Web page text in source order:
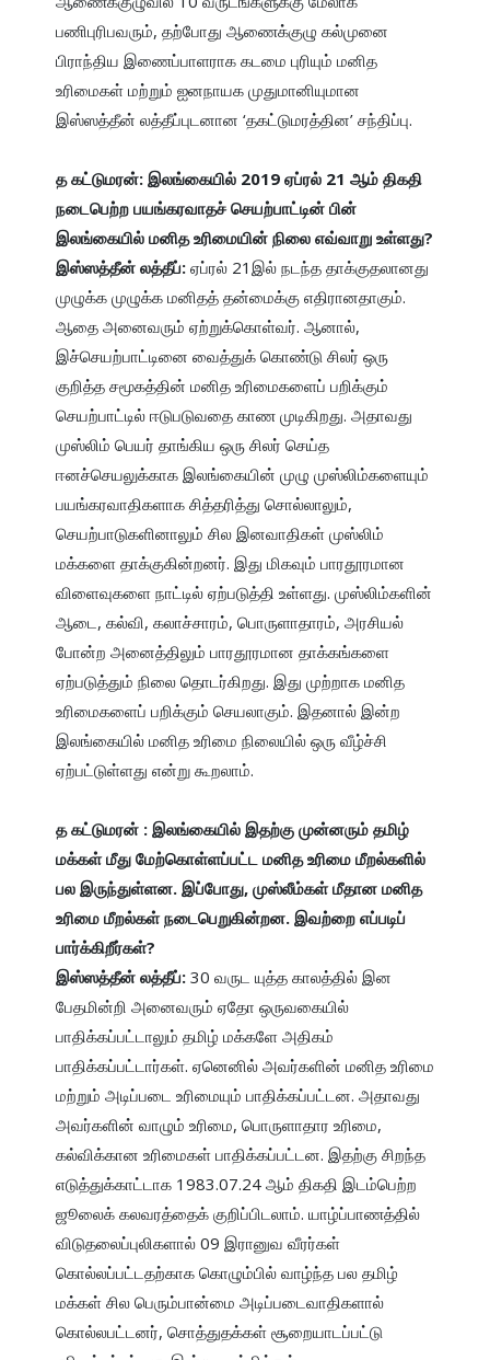
பணிபுரிபவரும், தற்போது ஆணைக்குழு கல்முனை
பிராந்திய இணைப்பாளராக கடமை புரியும் மனித
உரிமைகள் மற்றும் ஐனநாயக முதுமானியுமான
இஸ்ஸத்தீன் லத்தீப்புடனான ‘தகட்டுமரத்தின’ சந்திப்பு.
த கட்டுமரன்: இலங்கையில் 2019 ஏப்ரல் 21 ஆம் திகதி
நடைபெற்ற பயங்கரவாதச் செயற்பாட்டின் பின்
இலங்கையில் மனித உரிமையின் நிலை எவ்வாறு உள்ளது?
இஸ்ஸத்தீன் லத்தீப்: ஏப்ரல் 21இல் நடந்த தாக்குதலானது
முழுக்க முழுக்க மனிதத் தன்மைக்கு எதிரானதாகும்.
ஆதை அனைவரும் ஏற்றுக்கொள்வர். ஆனால்,
இச்செயற்பாட்டினை வைத்துக் கொண்டு சிலர் ஒரு
குறித்த சமூகத்தின் மனித உரிமைகளைப் பறிக்கும்
செயற்பாட்டில் ஈடுபடுவதை காண முடிகிறது. அதாவது
முஸ்லிம் பெயர் தாங்கிய ஒரு சிலர் செய்த
ஈனச்செயலுக்காக இலங்கையின் முழு முஸ்லிம்களையும்
பயங்கரவாதிகளாக சித்தரித்து சொல்லாலும்,
செயற்பாடுகளினாலும் சில இனவாதிகள் முஸ்லிம்
மக்களை தாக்குகின்றனர். இது மிகவும் பாரதூரமான
விளைவுகளை நாட்டில் ஏற்படுத்தி உள்ளது. முஸ்லிம்களின்
ஆடை, கல்வி, கலாச்சாரம், பொருளாதாரம், அரசியல்
போன்ற அனைத்திலும் பாரதூரமான தாக்கங்களை
ஏற்படுத்தும் நிலை தொடர்கிறது. இது முற்றாக மனித
உரிமைகளைப் பறிக்கும் செயலாகும். இதனால் இன்ற
இலங்கையில் மனித உரிமை நிலையில் ஒரு வீழ்ச்சி
ஏற்பட்டுள்ளது என்று கூறலாம்.
த கட்டுமரன் : இலங்கையில் இதற்கு முன்னரும் தமிழ்
மக்கள் மீது மேற்கொள்ளப்பட்ட மனித உரிமை மீறல்களில்
பல இருந்துள்ளன. இப்போது, முஸ்லீம்கள் மீதான மனித
உரிமை மீறல்கள் நடைபெறுகின்றன. இவற்றை எப்படிப்
பார்க்கிறீர்கள்?
இஸ்ஸத்தீன் லத்தீப்: 30 வருட யுத்த காலத்தில் இன
பேதமின்றி அனைவரும் ஏதோ ஒருவகையில்
பாதிக்கப்பட்டாலும் தமிழ் மக்களே அதிகம்
பாதிக்கப்பட்டார்கள். ஏனெனில் அவர்களின் மனித உரிமை
மற்றும் அடிப்படை உரிமையும் பாதிக்கப்பட்டன. அதாவது
அவர்களின் வாழும் உரிமை, பொருளாதார உரிமை,
கல்விக்கான உரிமைகள் பாதிக்கப்பட்டன. இதற்கு சிறந்த
எடுத்துக்காட்டாக 1983.07.24 ஆம் திகதி இடம்பெற்ற
ஜூலைக் கலவரத்தைக் குறிப்பிடலாம். யாழ்ப்பாணத்தில்
விடுதலைப்புலிகளால் 09 இரானுவ வீரர்கள்
கொல்லப்பட்டதற்காக கொழும்பில் வாழ்ந்த பல தமிழ்
மக்கள் சில பெரும்பான்மை அடிப்படைவாதிகளால்
கொல்லபட்டனர், சொத்துதக்கள் சூறையாடப்பட்டு